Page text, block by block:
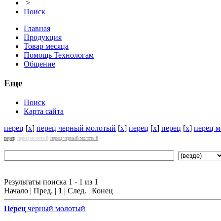
>
Поиск
Главная
Продукция
Товар месяца
Помощь Технологам
Общение
Еще
Поиск
Карта сайта
перец [x] перец черный молотый [x] перец [x] перец [x] перец
перец перец молотый перец черный молотый
Результаты поиска 1 - 1 из 1
Начало | Пред. | 1 | След. | Конец
Перец черный молотый